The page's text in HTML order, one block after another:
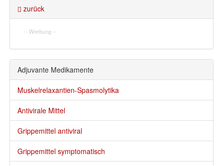
zurück
-- Werbung --
Adjuvante Medikamente
Muskelrelaxantien-Spasmolytika
Antivirale Mittel
Grippemittel antiviral
Grippemittel symptomatisch